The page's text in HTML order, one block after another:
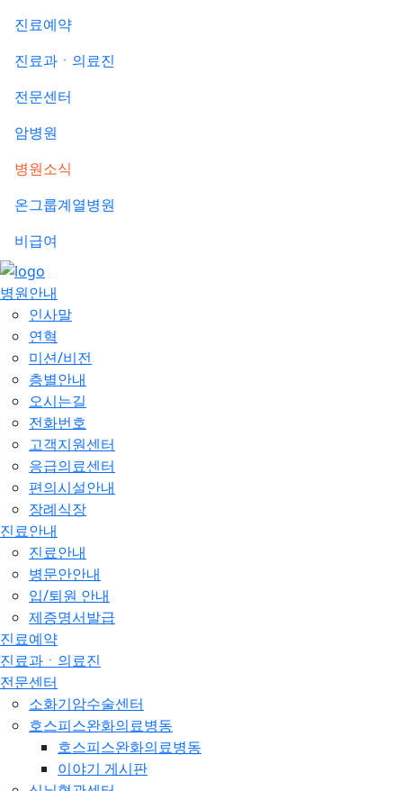
진료예약
진료과ㆍ의료진
전문센터
암병원
병원소식
온그룹계열병원
비급여
병원안내
인사말
연혁
미션/비전
층별안내
오시는길
전화번호
고객지원센터
응급의료센터
편의시설안내
장례식장
진료안내
진료안내
병문안안내
입/퇴원 안내
제증명서발급
진료예약
진료과ㆍ의료진
전문센터
소화기암수술센터
호스피스완화의료병동
호스피스완화의료병동
이야기 게시판